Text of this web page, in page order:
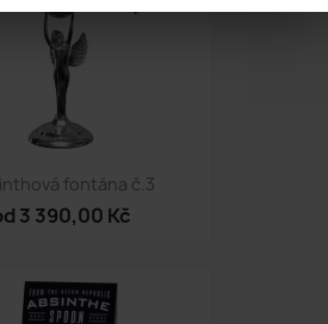
fontána č.3
3 390,00 Kč